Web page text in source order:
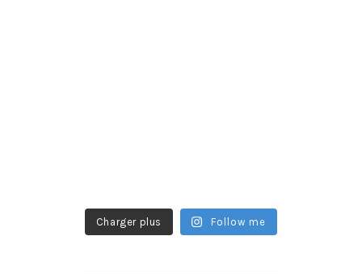
Charger plus Follow me